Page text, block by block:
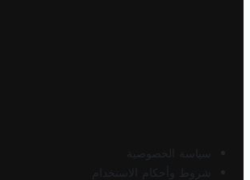
سياسة الخصوصية
شروط وأحكام الاستخدام